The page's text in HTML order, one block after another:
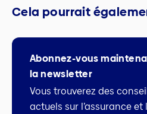
Cela pourrait
Abonnez-vous
la newsletter
Vous trouverez des
actuels sur l’assurance et